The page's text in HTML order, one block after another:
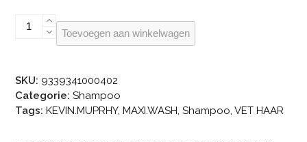
KEVIN.MURPHY
MAXI.WASHToevoegen aan winkelwagen
SKU: 9339341000402
Categorie: Shampoo
Tags: KEVIN.MUPRHY,MAXI.WASH ,Shampoo ,VET HAAR